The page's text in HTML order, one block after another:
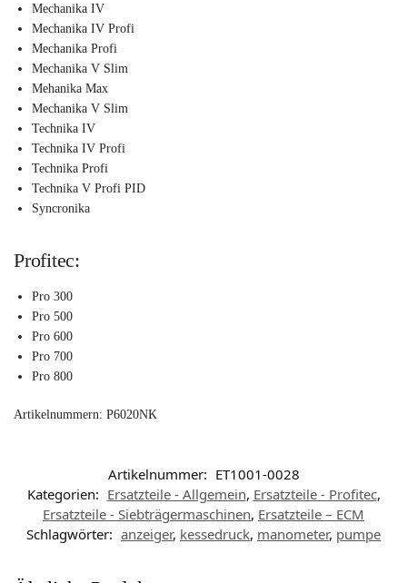
Mechanika IV
Mechanika IV Profi
Mechanika Profi
Mechanika V Slim
Mehanika Max
Mechanika V Slim
Technika IV
Technika IV Profi
Technika Profi
Technika V Profi PID
Syncronika
Profitec:
Pro 300
Pro 500
Pro 600
Pro 700
Pro 800
Artikelnummern: P6020NK
Artikelnummer: ET1001-0028
Kategorien: Ersatzteile - Allgemein, Ersatzteile - Profitec,
Ersatzteile - Siebträgermaschinen, Ersatzteile – ECM
Schlagwörter: anzeiger, kessedruck, manometer, pumpe